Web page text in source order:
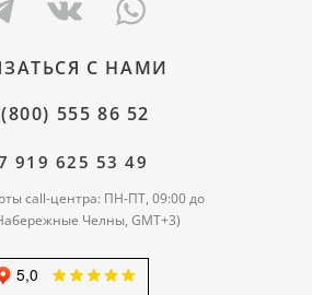
С НАМИ
555 86 52
919 625 53 49
call-центра: ПН-ПТ, 09:00 до
Челны, GMT+3)